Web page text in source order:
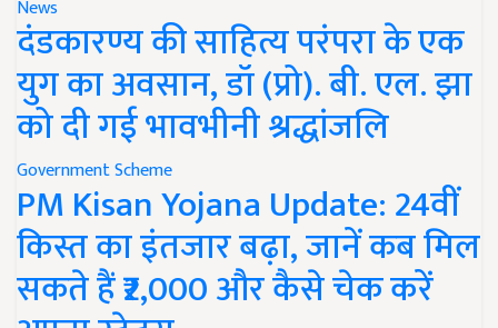
News
दंडकारण्य की साहित्य परंपरा के एक
युग का अवसान, डॉ (प्रो). बी. एल. झा
को दी गई भावभीनी श्रद्धांजलि
Government Scheme
PM Kisan Yojana Update: 24वीं
किस्त का इंतजार बढ़ा, जानें कब मिल
सकते हैं ₹2,000 और कैसे चेक करें